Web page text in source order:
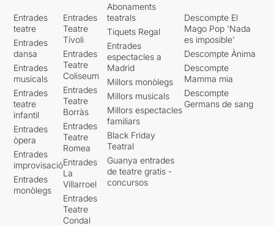
Entrades
teatre
Entrades
dansa
Entrades
musicals
Entrades
teatre
infantil
Entrades
òpera
Entrades
improvisació
Entrades
monòlegs
Entrades
Teatre
Tívoli
Entrades
Teatre
Coliseum
Entrades
Teatre
Borràs
Entrades
Teatre
Romea
Entrades
La
Villarroel
Entrades
Teatre
Condal
Abonaments
teatrals
Tiquets Regal
Entrades
espectacles a
Madrid
Millors monòlegs
Millors musicals
Millors espectacles
familiars
Black Friday
Teatral
Guanya entrades
de teatre gratis -
concursos
Descompte El
Mago Pop 'Nada
es imposible'
Descompte Ànima
Descompte
Mamma mia
Descompte
Germans de sang